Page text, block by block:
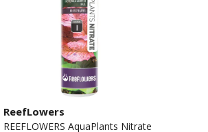
ReefLowers
REEFLOWERS AquaPlants Nitrate